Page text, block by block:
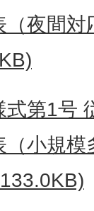
（夜間
式第1号
（小規